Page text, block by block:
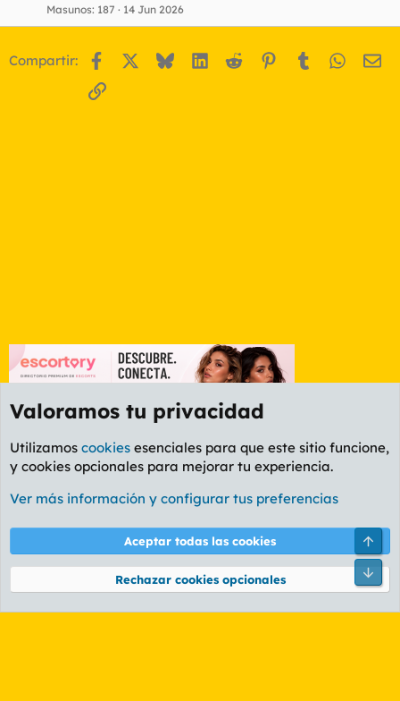
Masunos 187 14 Jun 2026
Compartir: Facebook BlueskyLinkedIn
Reddit Pinterest
Tumblr
Enlace
Foro General
Cookies
PL OLDSTYLE AMARILLO
Términos y reglas Política de privacidad Ayuda
Community platform by XenForo® © 2010-2026 XenForo Ltd.
Valoramos tu privacidad
Utilizamos cookies esenciales para que este sitio funcione,
y cookies opcionales para mejorar tu experiencia.
Ver más información y configurar tus preferencias
Aceptar todas las cookies
Rechazar cookies opcionales
Pie